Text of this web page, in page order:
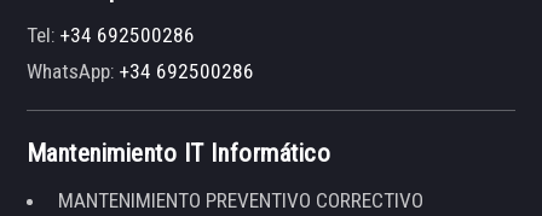
Tel:+34 692500286
WhatsApp:+34 692500286
Mantenimiento IT Informático
MANTENIMIENTO PREVENTIVO CORRECTIVO